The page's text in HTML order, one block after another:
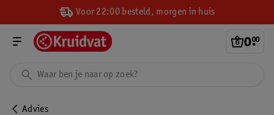
Voor 22:00 besteld, morgen in huis
0.
00
Advies